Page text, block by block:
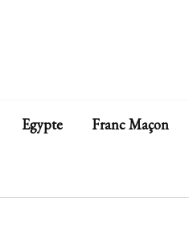
Egypte Franc Maçon